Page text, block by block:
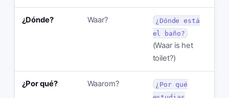
¿Dónde? Waar?
¿Dónde está
el baño?
(Waar is het
toilet?)
¿Por qué? Waarom?
¿Por qué